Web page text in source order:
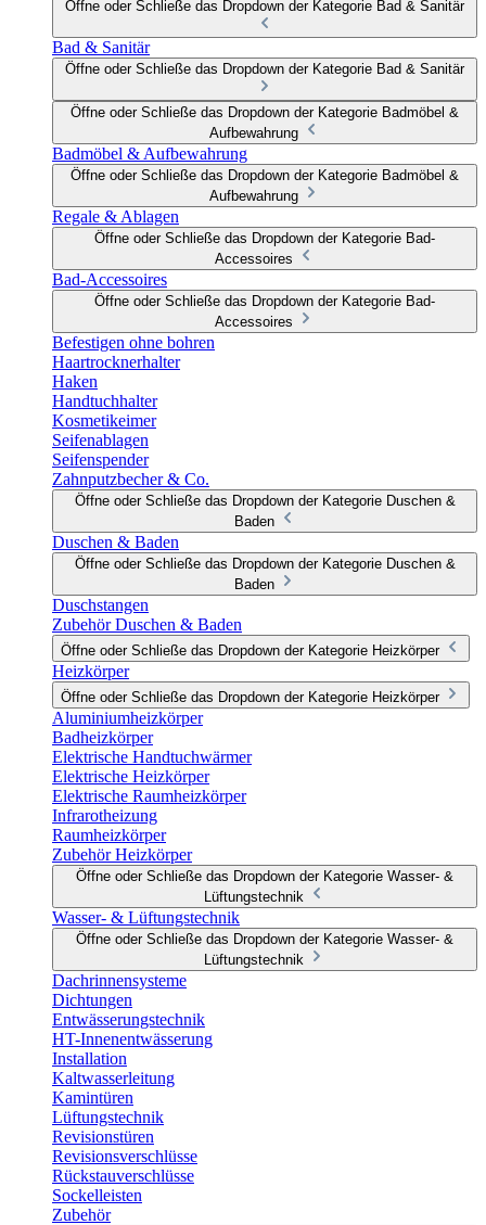
Öffne oder Schließe das Dropdown der Kategorie Bad & Sanitär
Bad & Sanitär
Öffne oder Schließe das Dropdown der Kategorie Bad & Sanitär
Öffne oder Schließe das Dropdown der Kategorie Badmöbel &
Aufbewahrung
Badmöbel & Aufbewahrung
Öffne oder Schließe das Dropdown der Kategorie Badmöbel &
Aufbewahrung
Regale & Ablagen
Öffne oder Schließe das Dropdown der Kategorie Bad-
Accessoires
Bad-Accessoires
Öffne oder Schließe das Dropdown der Kategorie Bad-
Accessoires
Befestigen ohne bohren
Haartrocknerhalter
Haken
Handtuchhalter
Kosmetikeimer
Seifenablagen
Seifenspender
Zahnputzbecher & Co.
Öffne oder Schließe das Dropdown der Kategorie Duschen &
Baden
Duschen & Baden
Öffne oder Schließe das Dropdown der Kategorie Duschen &
Baden
Duschstangen
Zubehör Duschen & Baden
Öffne oder Schließe das Dropdown der Kategorie Heizkörper
Heizkörper
Öffne oder Schließe das Dropdown der Kategorie Heizkörper
Aluminiumheizkörper
Badheizkörper
Elektrische Handtuchwärmer
Elektrische Heizkörper
Elektrische Raumheizkörper
Infrarotheizung
Raumheizkörper
Zubehör Heizkörper
Öffne oder Schließe das Dropdown der Kategorie Wasser- &
Lüftungstechnik
Wasser- & Lüftungstechnik
Öffne oder Schließe das Dropdown der Kategorie Wasser- &
Lüftungstechnik
Dachrinnensysteme
Dichtungen
Entwässerungstechnik
HT-Innenentwässerung
Installation
Kaltwasserleitung
Kamintüren
Lüftungstechnik
Revisionstüren
Revisionsverschlüsse
Rückstauverschlüsse
Sockelleisten
Zubehör